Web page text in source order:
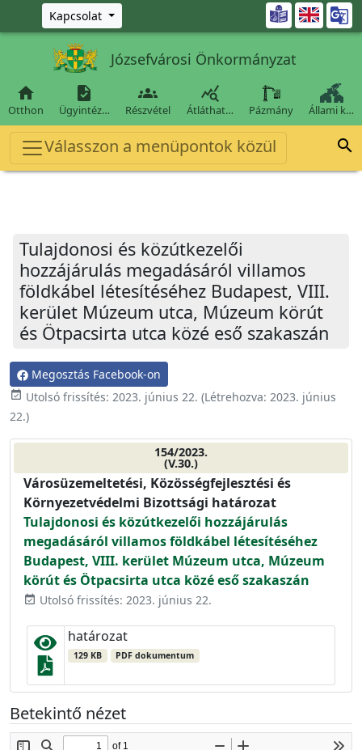
Ugrás a fő tartalomra
Kapcsolat 
Józsefvárosi Önkormányzat

Otthon

Ügyintéz…

Részvétel

Átláthat… Pázmány Állami k…
Válasszon a menüpontok közül 
Tulajdonosi és közútkezelői
hozzájárulás megadásáról villamos
földkábel létesítéséhez Budapest, VIII.
kerület Múzeum utca, Múzeum körút
és Ötpacsirta utca közé eső szakaszán
Megosztás Facebook-on
event_available Utolsó frissítés: 2023. június 22. (Létrehozva: 2023. június
22.)
154/2023.
(V.30.)
Városüzemeltetési, Közösségfejlesztési és
Környezetvédelmi Bizottsági határozat
Tulajdonosi és közútkezelői hozzájárulás
megadásáról villamos földkábel létesítéséhez
Budapest, VIII. kerület Múzeum utca, Múzeum
körút és Ötpacsirta utca közé eső szakaszán
event_available Utolsó frissítés: 2023. június 22.
határozat
129 KB PDF dokumentum
Betekintő nézet